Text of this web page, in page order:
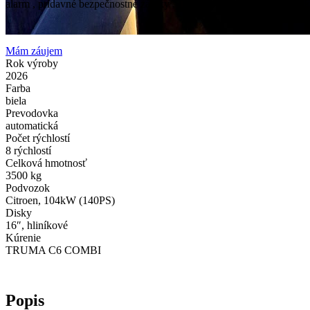
alarm , prídavné bezpečnostné zámky , LiFePO4 200AH,nosič
Mám záujem
Rok výroby
2026
Farba
biela
Prevodovka
automatická
Počet rýchlostí
8 rýchlostí
Celková hmotnosť
3500 kg
Podvozok
Citroen, 104kW (140PS)
Disky
16″, hliníkové
Kúrenie
TRUMA C6 COMBI
Popis